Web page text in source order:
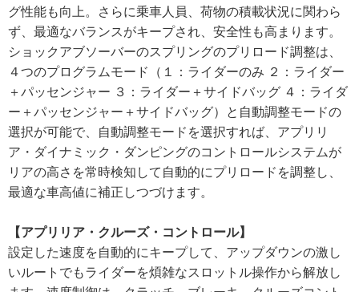
グ性能も向上。さらに乗車人員、荷物の積載状況に関わら
ず、最適なバランスがキープされ、安全性も高まります。
ショックアブソーバーのスプリングのプリロード調整は、
４つのプログラムモード（１：ライダーのみ ２：ライダー
＋パッセンジャー ３：ライダー＋サイドバッグ ４：ライダ
ー＋パッセンジャー＋サイドバッグ）と自動調整モードの
選択が可能で、自動調整モードを選択すれば、アプリリ
ア・ダイナミック・ダンピングのコントロールシステムが
リアの高さを常時検知して自動的にプリロードを調整し、
最適な車高値に補正しつづけます。
【アプリリア・クルーズ・コントロール】
設定した速度を自動的にキープして、アップダウンの激し
いルートでもライダーを煩雑なスロットル操作から解放し